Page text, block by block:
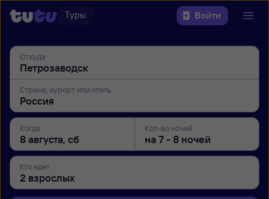
Туры Войти
Откуда
Страна, курорт или отель
Когда Кол-во ночей
Кто едет